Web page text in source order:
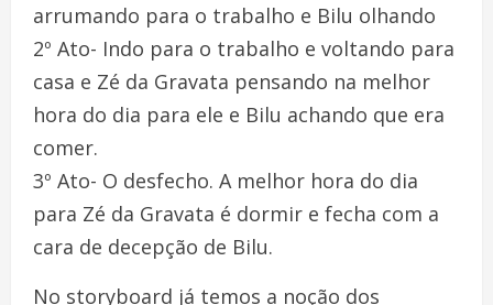
arrumando para o trabalho e Bilu olhando
2º Ato- Indo para o trabalho e voltando para
casa e Zé da Gravata pensando na melhor
hora do dia para ele e Bilu achando que era
comer.
3º Ato- O desfecho. A melhor hora do dia
para Zé da Gravata é dormir e fecha com a
cara de decepção de Bilu.
No storyboard já temos a noção dos